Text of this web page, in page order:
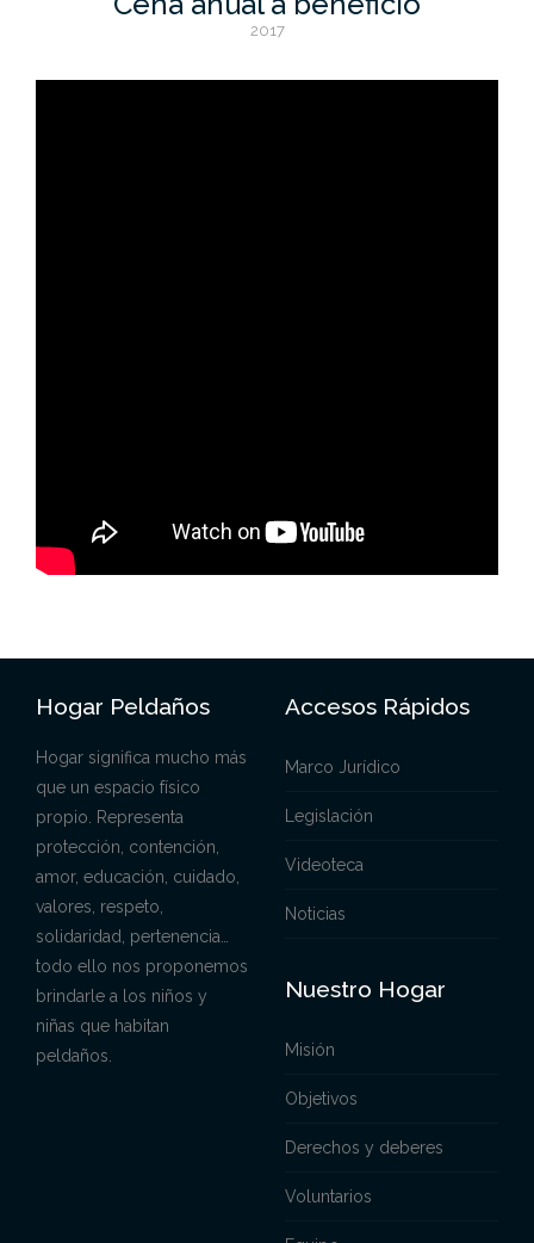
2017
Hogar Peldaños
Hogar significa mucho más
que un espacio físico
propio. Representa
protección, contención,
amor, educación, cuidado,
valores, respeto,
solidaridad, pertenencia…
todo ello nos proponemos
brindarle a los niños y
niñas que habitan
peldaños.
Accesos Rápidos
Marco Jurídico
Legislación
Videoteca
Noticias
Nuestro Hogar
Misión
Objetivos
Derechos y deberes
Voluntarios